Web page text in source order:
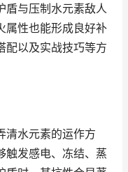
盾与压制水元素敌人
属性也能形成良好补
配以及实战技巧等方
清水元素的运作方
触发感电、冻结、蒸